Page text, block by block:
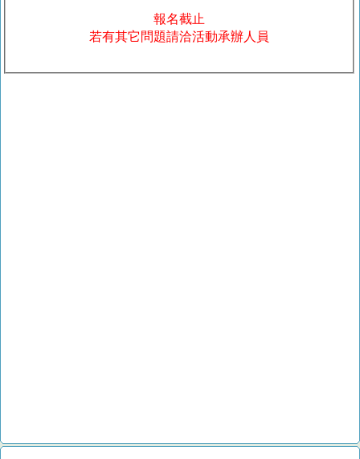
報名截止
若有其它問題請洽活動承辦人員